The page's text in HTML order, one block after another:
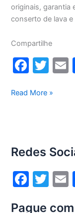
originais, garantia
conserto de lava e
Compartilhe
F
c
o
o
k
T
itt
Conserto
8,5Kg
Read More »
Redes
F
T
Pague